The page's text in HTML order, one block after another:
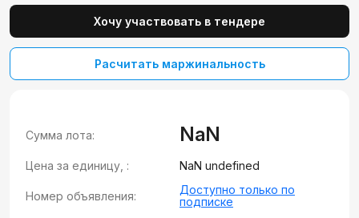
Хочу участвовать в тендере
Расчитать маржинальность
Сумма лота: NaN
Цена за единицу, : NaN undefined
Номер объявления:
Доступно только по
подписке